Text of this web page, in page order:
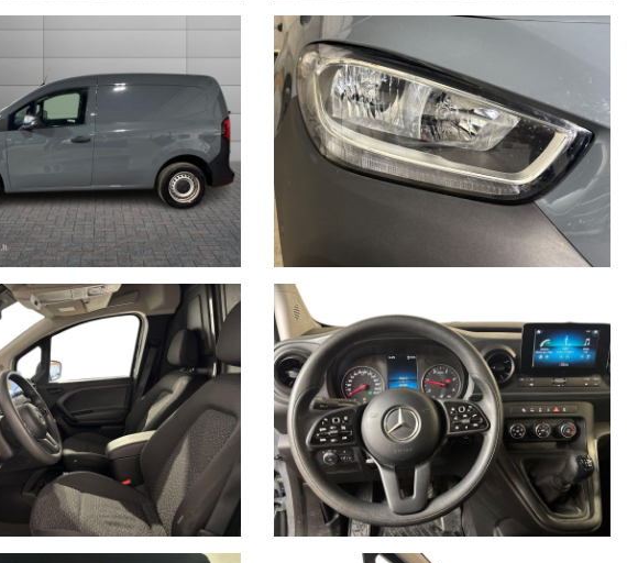
accessori, ecc. pubblicate nei diversi portali. Dette informazioni che
stampa.